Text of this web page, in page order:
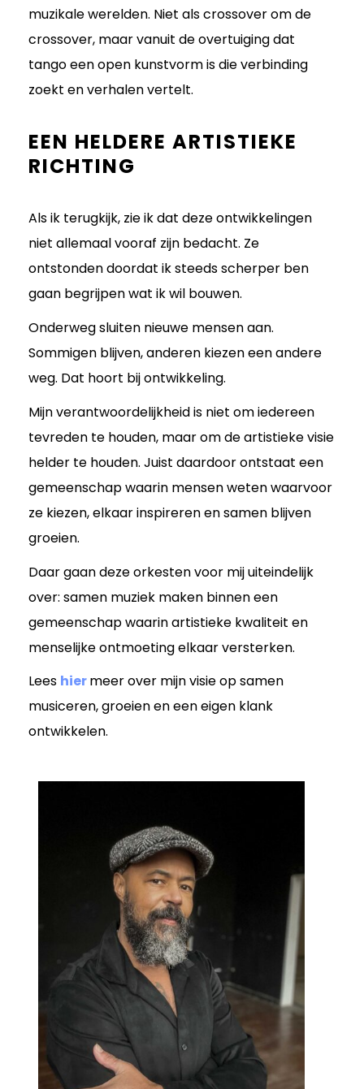
muzikale werelden. Niet als crossover om de
crossover, maar vanuit de overtuiging dat
tango een open kunstvorm is die verbinding
zoekt en verhalen vertelt.
EEN HELDERE ARTISTIEKE
RICHTING
Als ik terugkijk, zie ik dat deze ontwikkelingen
niet allemaal vooraf zijn bedacht. Ze
ontstonden doordat ik steeds scherper ben
gaan begrijpen wat ik wil bouwen.
Onderweg sluiten nieuwe mensen aan.
Sommigen blijven, anderen kiezen een andere
weg. Dat hoort bij ontwikkeling.
Mijn verantwoordelijkheid is niet om iedereen
tevreden te houden, maar om de artistieke visie
helder te houden. Juist daardoor ontstaat een
gemeenschap waarin mensen weten waarvoor
ze kiezen, elkaar inspireren en samen blijven
groeien.
Daar gaan deze orkesten voor mij uiteindelijk
over: samen muziek maken binnen een
gemeenschap waarin artistieke kwaliteit en
menselijke ontmoeting elkaar versterken.
Lees hiermeer over mijn visie op samen
musiceren, groeien en een eigen klank
ontwikkelen.